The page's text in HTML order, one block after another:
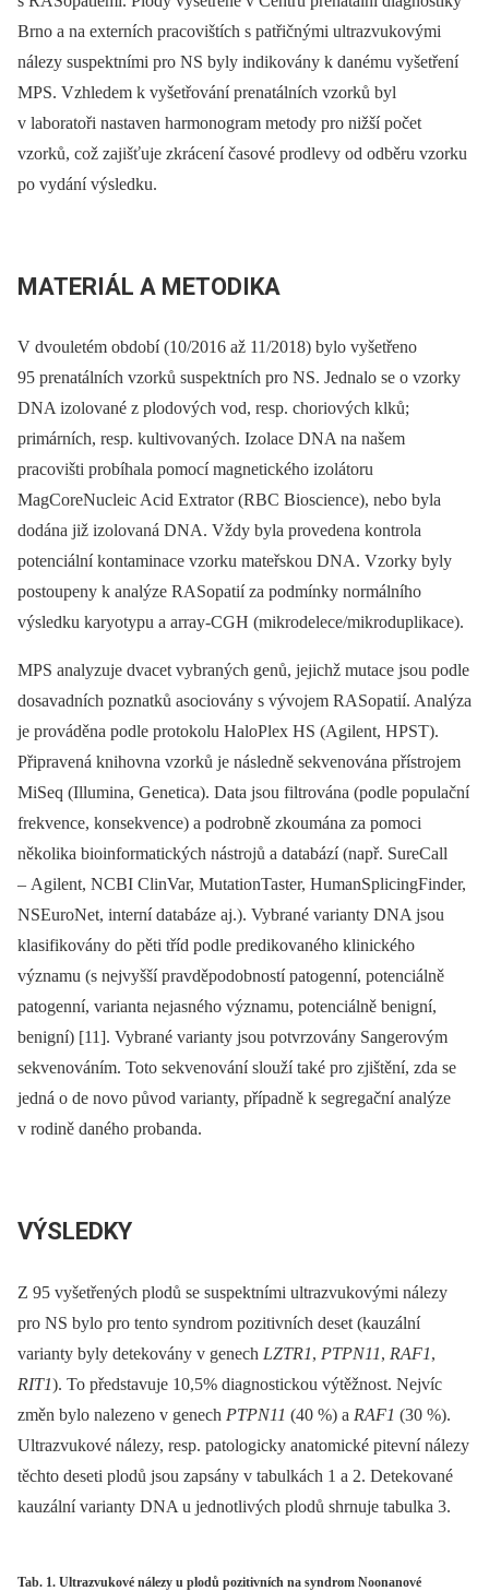
Brno a na externích pracovištích s patřičnými ultrazvukovými
nálezy suspektními pro NS byly indikovány k danému vyšetření
MPS. Vzhledem k vyšetřování prenatálních vzorků byl
v laboratoři nastaven harmonogram metody pro nižší počet
vzorků, což zajišťuje zkrácení časové prodlevy od odběru vzorku
po vydání výsledku.
MATERIÁL A METODIKA
V dvouletém období (10/2016 až 11/2018) bylo vyšetřeno
95 prenatálních vzorků suspektních pro NS. Jednalo se o vzorky
DNA izolované z plodových vod, resp. choriových klků;
primárních, resp. kultivovaných. Izolace DNA na našem
pracovišti probíhala pomocí magnetického izolátoru
MagCoreNucleic Acid Extrator (RBC Bioscience), nebo byla
dodána již izolovaná DNA. Vždy byla provedena kontrola
potenciální kontaminace vzorku mateřskou DNA. Vzorky byly
postoupeny k analýze RASopatií za podmínky normálního
výsledku karyotypu a array-CGH (mikrodelece/mikroduplikace).
MPS analyzuje dvacet vybraných genů, jejichž mutace jsou podle
dosavadních poznatků asociovány s vývojem RASopatií. Analýza
je prováděna podle protokolu HaloPlex HS (Agilent, HPST).
Připravená knihovna vzorků je následně sekvenována přístrojem
MiSeq (Illumina, Genetica). Data jsou filtrována (podle populační
frekvence, konsekvence) a podrobně zkoumána za pomoci
několika bioinformatických nástrojů a databází (např. SureCall
–⁠ Agilent, NCBI ClinVar, MutationTaster, HumanSplicingFinder,
NSEuroNet, interní databáze aj.). Vybrané varianty DNA jsou
klasifikovány do pěti tříd podle predikovaného klinického
významu (s nejvyšší pravděpodobností patogenní, potenciálně
patogenní, varianta nejasného významu, potenciálně benigní,
benigní) [11]. Vybrané varianty jsou potvrzovány Sangerovým
sekvenováním. Toto sekvenování slouží také pro zjištění, zda se
jedná o de novo původ varianty, případně k segregační analýze
v rodině daného probanda.
VÝSLEDKY
Z 95 vyšetřených plodů se suspektními ultrazvukovými nálezy
pro NS bylo pro tento syndrom pozitivních deset (kauzální
varianty byly detekovány v genech LZTR1, PTPN11, RAF1,
RIT1). To představuje 10,5% diagnostickou výtěžnost. Nejvíc
změn bylo nalezeno v genech PTPN11 (40 %) a RAF1 (30 %).
Ultrazvukové nálezy, resp. patologicky anatomické pitevní nálezy
těchto deseti plodů jsou zapsány v tabulkách 1 a 2. Detekované
kauzální varianty DNA u jednotlivých plodů shrnuje tabulka 3.
Tab. 1. Ultrazvukové nálezy u plodů pozitivních na syndrom Noonanové